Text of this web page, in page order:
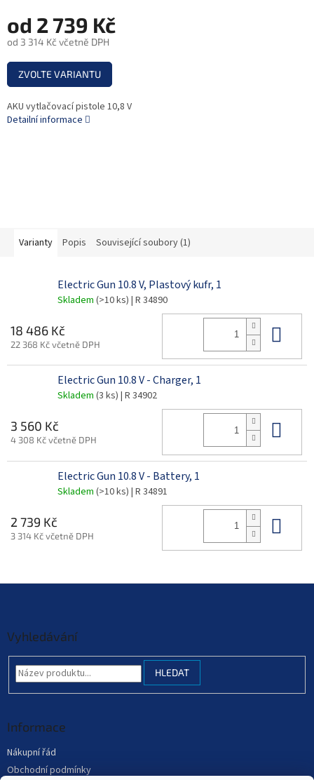
od 2 739 Kč
od 3 314 Kč včetně DPH
Měrná
cena:
ZVOLTE VARIANTU
AKU vytlačovací pistole 10,8 V
Detailní informace
Varianty Popis Související soubory (1)
Electric Gun 10.8 V, Plastový kufr, 1
Skladem (>10 ks) | R 34890
18 486 Kč
22 368 Kč včetně DPH
Electric Gun 10.8 V - Charger, 1
Skladem (3 ks) | R 34902
3 560 Kč
4 308 Kč včetně DPH
Electric Gun 10.8 V - Battery, 1
Skladem (>10 ks) | R 34891
2 739 Kč
3 314 Kč včetně DPH
Vyhledávání
HLEDAT
Informace
Nákupní řád
Obchodní podmínky